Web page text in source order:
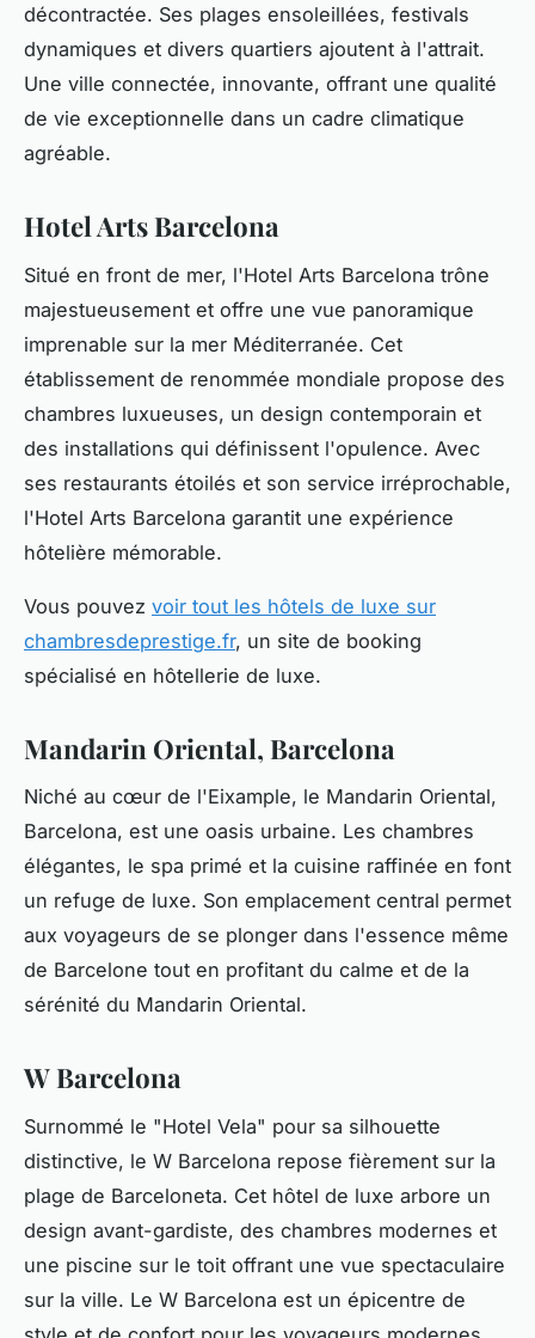
décontractée. Ses plages ensoleillées, festivals
dynamiques et divers quartiers ajoutent à l'attrait.
Une ville connectée, innovante, offrant une qualité
de vie exceptionnelle dans un cadre climatique
agréable.
Hotel Arts Barcelona
Situé en front de mer, l'Hotel Arts Barcelona trône
majestueusement et offre une vue panoramique
imprenable sur la mer Méditerranée. Cet
établissement de renommée mondiale propose des
chambres luxueuses, un design contemporain et
des installations qui définissent l'opulence. Avec
ses restaurants étoilés et son service irréprochable,
l'Hotel Arts Barcelona garantit une expérience
hôtelière mémorable.
Vous pouvez voir tout les hôtels de luxe sur
chambresdeprestige.fr, un site de booking
spécialisé en hôtellerie de luxe.
Mandarin Oriental, Barcelona
Niché au cœur de l'Eixample, le Mandarin Oriental,
Barcelona, est une oasis urbaine. Les chambres
élégantes, le spa primé et la cuisine raffinée en font
un refuge de luxe. Son emplacement central permet
aux voyageurs de se plonger dans l'essence même
de Barcelone tout en profitant du calme et de la
sérénité du Mandarin Oriental.
W Barcelona
Surnommé le "Hotel Vela" pour sa silhouette
distinctive, le W Barcelona repose fièrement sur la
plage de Barceloneta. Cet hôtel de luxe arbore un
design avant-gardiste, des chambres modernes et
une piscine sur le toit offrant une vue spectaculaire
sur la ville. Le W Barcelona est un épicentre de